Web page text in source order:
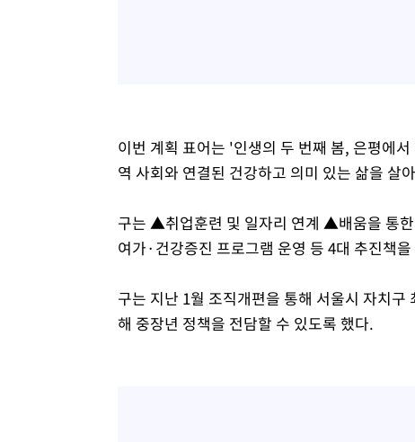
이번 계획 표어는 '인생의 두 번째 봄, 은평에
역 사회와 연결된 건강하고 의미 있는 삶을 살
구는 ▲취업훈련 및 일자리 연계 ▲배움을 통
여가·건강증진 프로그램 운영 등 4대 추진책
구는 지난 1월 조직개편을 통해 서울시 자치
해 중장년 정책을 전담할 수 있도록 했다.